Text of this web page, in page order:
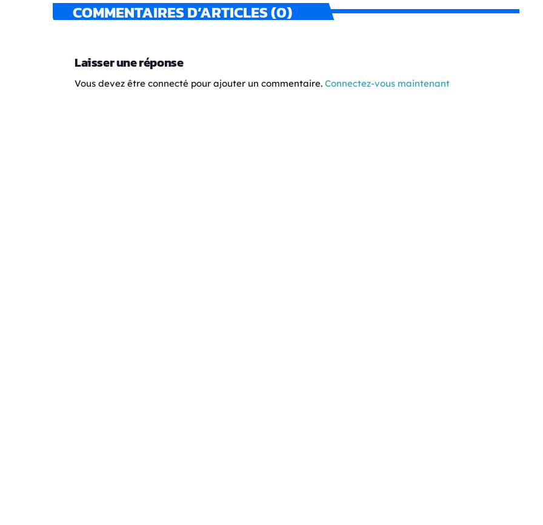
COMMENTAIRES D’ARTICLES (0)
Laisser une réponse
Vous devez être connecté pour ajouter un commentaire. Connectez-vous maintenant